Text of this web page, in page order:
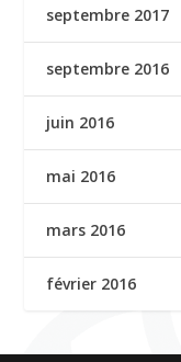
septembre 2017
septembre 2016
juin 2016
mai 2016
mars 2016
février 2016